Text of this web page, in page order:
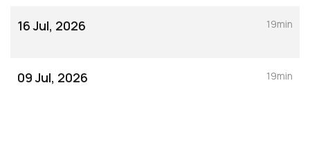
16 Jul, 2026 19min
09 Jul, 2026 19min